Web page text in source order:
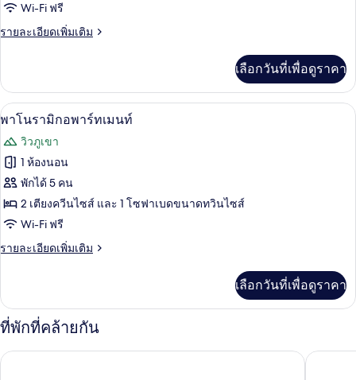
ห้อง
ทราดิ
นัล
ทริปเปิล
Wi-Fi ฟรี
รายละเอียดเพิ่มเติม
ราย
เกี่ยว
กับ
ห้อง
ชัน
นัล
ทริปเปิล
เลือกวันที่เพื่อดูราคา
เปิด
ภาพถ่าย
ทั้งหมด
ของ
พา
โนรา
มิ
พาร์
ท
นท์
4
พาโนรามิกอพาร์ทเมนท์
วิวภูเขา
1 ห้องนอน
พักได้ 5 คน
2 เตียงควีนไซส์ และ 1 โซฟาเบดขนาดทวินไซส์
Wi-Fi ฟรี
รายละเอียดเพิ่มเติม
ราย
เกี่ยว
กับ
พา
โนรา
มิ
เลือกวันที่เพื่อดูราคา
ที่พักที่คล้ายกัน
เรเวียร์เมาน์เทนลอดจ์ อาเดลโบเดน โรงแรม